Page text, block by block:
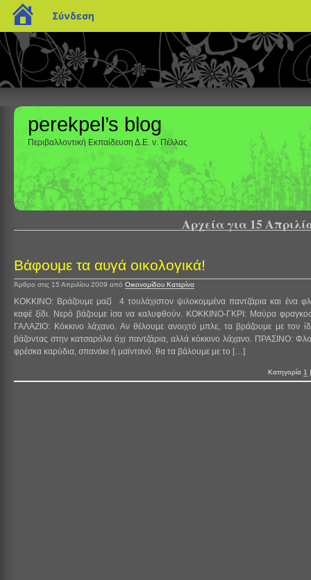
blogs.sch.gr
Σύνδεση
perekpel’s blog
Περιβαλλοντική Εκπαίδευση Δ.Ε. ν. Πέλλας
Αρχεία για 15
Βάφουμε τα αυγά οικολογικά!
Άρθρο στις 15 Απριλίου 2009 από Οικονομίδου Κατερίνα
ΚΟΚΚΙΝΟ: Βράζουμε μαζί 4 τουλάχιστον ψιλοκομμένα παντζάρια και ένα
καφέ ξίδι. Νερό βάζουμε ίσα να καλυφθούν. ΚΟΚΚΙΝΟ-ΓΚΡΙ: Μαύρα
ΓΑΛΑΖΙΟ: Κόκκινο λάχανο. Αν θέλουμε ανοιχτό μπλε, τα βράζουμε με τον
βάζοντας στην κατσαρόλα όχι παντζάρια, αλλά κόκκινο λάχανο. ΠΡΑΣΙΝΟ:
φρέσκα καρύδια, σπανάκι ή μαϊντανό. θα τα βάλουμε με το […]
Κατηγορία 1